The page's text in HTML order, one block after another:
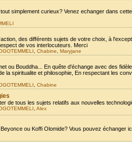
simplement curieux? Venez echanger dans
des différents sujets de votre choix, à
de vos interlocuteurs. Merci
Chabine Maryjane
ou Bouddha... En quête d'échange avec des
la spiritualite et philosophie, En respectant les
Chabine
de tous les sujets relatifs aux nouvelles
Alex
ou Koffi Olomide? Vous pouvez échanger